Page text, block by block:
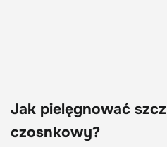
Jak pielęgnować
czosnkowy?